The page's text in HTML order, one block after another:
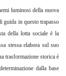
luminosi della nuova
guida in questo trapasso
della lotta sociale è la
stessa elabora sul suo
trasformazione storica è
dalla base